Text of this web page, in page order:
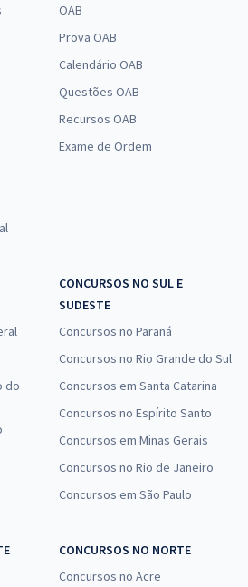
OAB
Prova OAB
Calendário OAB
Questões OAB
Recursos OAB
Exame de Ordem
do
CONCURSOS NO SUL E
SUDESTE
Concursos no Paraná
Concursos no Rio Grande do Sul
Concursos em Santa Catarina
Concursos no Espírito Santo
Concursos em Minas Gerais
Concursos no Rio de Janeiro
Concursos em São Paulo
CONCURSOS NO NORTE
Concursos no Acre